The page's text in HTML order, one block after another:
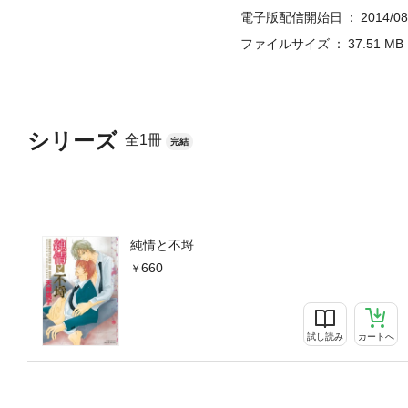
シリーズ 全1冊 完結
純情と不埒
660
試し読み カートへ
電子版配信開始日
2014/
ファイルサイズ
37.51 MB